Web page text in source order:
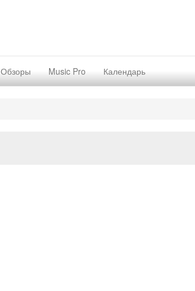
Обзоры Music Pro Календарь